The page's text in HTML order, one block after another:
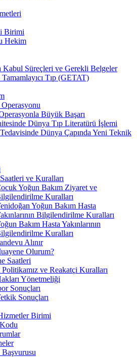
Birimi
Hekim
Kabul Süreçleri ve Gerekli Belgeler
Tıp (GETAT)
Büyük Başarı
Dünya Tıp Literatürü İşlemi
Dünya Çapında Yeni Teknik
ve Kuralları
Yoğun Bakım Ziyaret ve
Kuralları
Yoğun Bakım Hasta
Bilgilendirilme Kuralları
Bakım Hasta Yakınlarının
Kuralları
Alınır
Olurum?
Saatleri
ve Reakatçi Kuralları
Yönetmeliği
Sonuçları
Sonuçları
Birimi